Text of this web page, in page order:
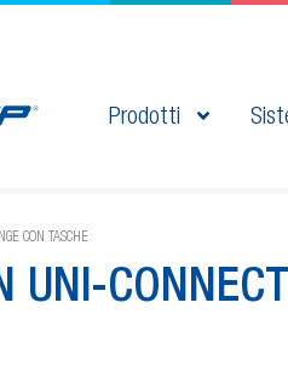
Prodotti
CON TASCHE
UNI-CONNECT